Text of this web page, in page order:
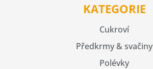
KATEGORIE
Cukroví
Předkrmy & svačiny
Polévky